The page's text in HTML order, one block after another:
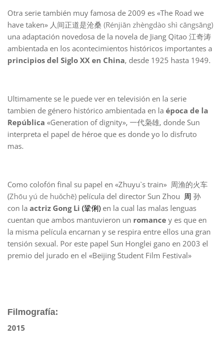
Otra serie también muy famosa de 2009 es «The Road we
have taken» 人间正道是沧桑 (Rénjiān zhèngdào shì cāngsāng)
una adaptación novedosa de la novela de Jiang Qitao 江奇涛
ambientada en los acontecimientos históricos importantes a
principios del Siglo XX en China, desde 1925 hasta 1949.
Ultimamente se le puede ver en televisión en la serie
tambien de género histórico ambientada en la época de la
República «Generation of dignity», 一代枭雄, donde Sun
interpreta el papel de héroe que es donde yo lo disfruto
mas.
Como colofón final su papel en «Zhuyu`s train» 周渔的火车
(Zhōu yú de huǒchē) película del director Sun Zhou 周 孙
con la actriz Gong Li (鞏俐) en la cual las malas lenguas
cuentan que ambos mantuvieron un romance y es que en
la misma película encarnan y se respira entre ellos una gran
tensión sexual. Por este papel Sun Honglei gano en 2003 el
premio del jurado en el «Beijing Student Film Festival»
Filmografía:
2015